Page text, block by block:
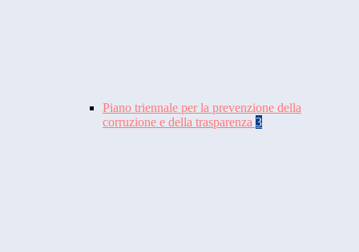
Piano triennale per la prevenzione della
corruzione e della trasparenza 3